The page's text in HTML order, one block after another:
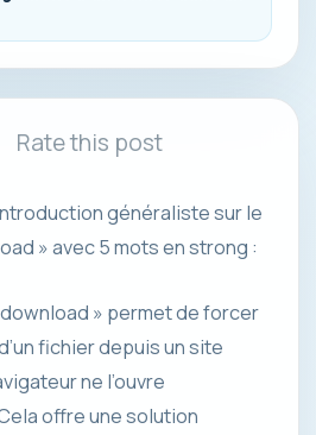
Rate this post
généraliste sur le
» avec 5 mots en strong :
» permet de forcer
fichier depuis un site
ne l’ouvre
offre une solution